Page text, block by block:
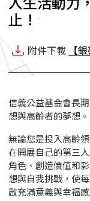
止！
附件下載【
信義公益基金會長
想與高齡者的夢想。
無論您是投入高齡
在開展自己的第三
角色、創造價值和
想與自我挑戰，使
啟充滿意義與幸福